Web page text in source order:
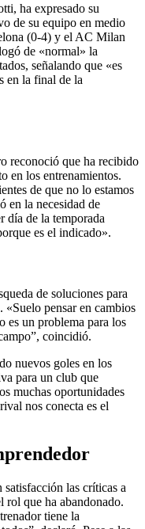
ha expresado su
de su equipo en medio
(0-4) y el AC Milan
de «normal» la
señalando que «es
en la final de la
reconoció que ha recibido
en los entrenamientos.
de que no lo estamos
en la necesidad de
día de la temporada
es el indicado».
de soluciones para
pensar en cambios
es un problema para los
coincidió.
nuevos goles en los
para un club que
muchas oportunidades
nos conecta es el
las críticas a
rol que ha abandonado.
tiene la